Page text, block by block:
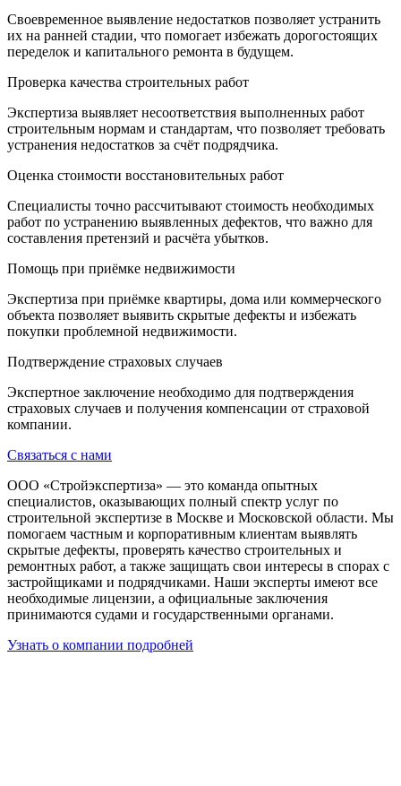
Своевременное выявление недостатков позволяет устранить
их на ранней стадии, что помогает избежать дорогостоящих
переделок и капитального ремонта в будущем.
Проверка качества строительных работ
Экспертиза выявляет несоответствия выполненных работ
строительным нормам и стандартам, что позволяет требовать
устранения недостатков за счёт подрядчика.
Оценка стоимости восстановительных работ
Специалисты точно рассчитывают стоимость необходимых
работ по устранению выявленных дефектов, что важно для
составления претензий и расчёта убытков.
Помощь при приёмке недвижимости
Экспертиза при приёмке квартиры, дома или коммерческого
объекта позволяет выявить скрытые дефекты и избежать
покупки проблемной недвижимости.
Подтверждение страховых случаев
Экспертное заключение необходимо для подтверждения
страховых случаев и получения компенсации от страховой
компании.
Связаться с нами
ООО «Стройэкспертиза» — это команда опытных
специалистов, оказывающих полный спектр услуг по
строительной экспертизе в Москве и Московской области. Мы
помогаем частным и корпоративным клиентам выявлять
скрытые дефекты, проверять качество строительных и
ремонтных работ, а также защищать свои интересы в спорах с
застройщиками и подрядчиками. Наши эксперты имеют все
необходимые лицензии, а официальные заключения
принимаются судами и государственными органами.
Узнать о компании подробней